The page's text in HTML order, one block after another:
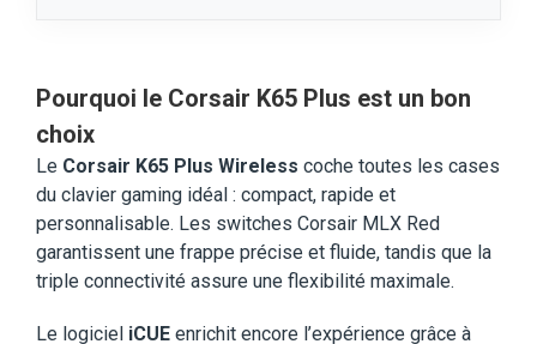
Pourquoi le Corsair K65 Plus est un bon
choix
Le Corsair K65 Plus Wireless coche toutes les cases
du clavier gaming idéal : compact, rapide et
personnalisable. Les switches Corsair MLX Red
garantissent une frappe précise et fluide, tandis que la
triple connectivité assure une flexibilité maximale.
Le logiciel iCUE enrichit encore l’expérience grâce à